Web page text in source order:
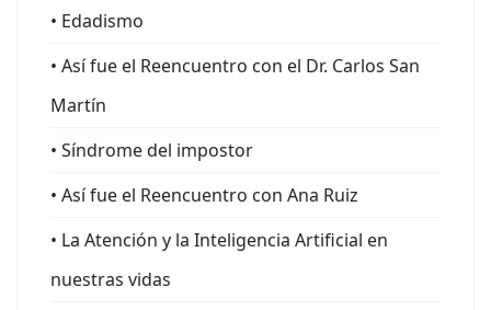
• Edadismo
• Así fue el Reencuentro con el Dr. Carlos San
Martín
• Síndrome del impostor
• Así fue el Reencuentro con Ana Ruiz
• La Atención y la Inteligencia Artificial en
nuestras vidas